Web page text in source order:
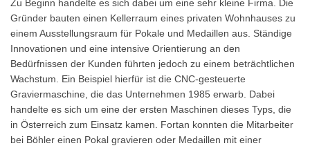
Zu Beginn handelte es sich dabei um eine sehr kleine Firma. Die
Gründer bauten einen Kellerraum eines privaten Wohnhauses zu
einem Ausstellungsraum für Pokale und Medaillen aus. Ständige
Innovationen und eine intensive Orientierung an den
Bedürfnissen der Kunden führten jedoch zu einem beträchtlichen
Wachstum. Ein Beispiel hierfür ist die CNC-gesteuerte
Graviermaschine, die das Unternehmen 1985 erwarb. Dabei
handelte es sich um eine der ersten Maschinen dieses Typs, die
in Österreich zum Einsatz kamen. Fortan konnten die Mitarbeiter
bei Böhler einen Pokal gravieren oder Medaillen mit einer